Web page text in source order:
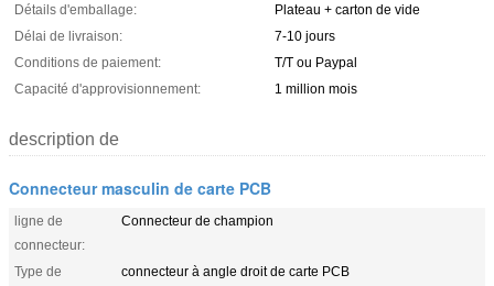
Détails d'emballage:
Plateau + carton de vide
Délai de livraison:
7-10 jours
Conditions de paiement:
T/T ou Paypal
Capacité d'approvisionnement:
1 million mois
description de
Connecteur masculin de carte PCB
ligne de
connecteur:
Connecteur de champion
Type de
connecteur à angle droit de carte PCB